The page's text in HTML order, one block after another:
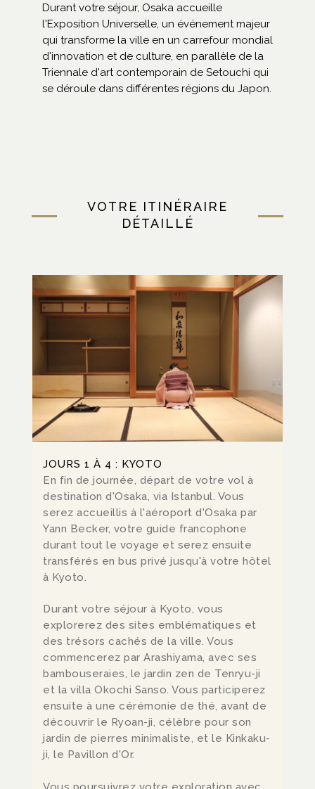
Durant votre séjour, Osaka accueille
l'Exposition Universelle, un événement majeur
qui transforme la ville en un carrefour mondial
d'innovation et de culture, en parallèle de la
Triennale d'art contemporain de Setouchi qui
se déroule dans différentes régions du Japon.
VOTRE ITINÉRAIRE
DÉTAILLÉ
JOURS 1 À 4 : KYOTO
En fin de journée, départ de votre vol à
destination d'Osaka, via Istanbul. Vous
serez accueillis à l'aéroport d'Osaka par
Yann Becker, votre guide francophone
durant tout le voyage et serez ensuite
transférés en bus privé jusqu'à votre hôtel
à Kyoto.
Durant votre séjour à Kyoto, vous
explorerez des sites emblématiques et
des trésors cachés de la ville. Vous
commencerez par Arashiyama, avec ses
bambouseraies, le jardin zen de Tenryu-ji
et la villa Okochi Sanso. Vous participerez
ensuite à une cérémonie de thé, avant de
découvrir le Ryoan-ji, célèbre pour son
jardin de pierres minimaliste, et le Kinkaku-
ji, le Pavillon d'Or.